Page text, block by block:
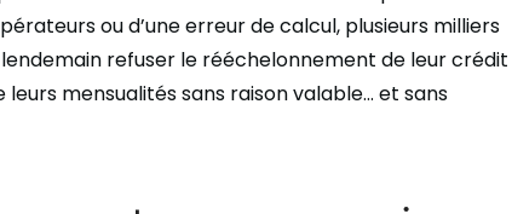
ou d’une erreur de calcul, plusieurs milliers
refuser le rééchelonnement de leur crédit
mensualités sans raison valable… et sans